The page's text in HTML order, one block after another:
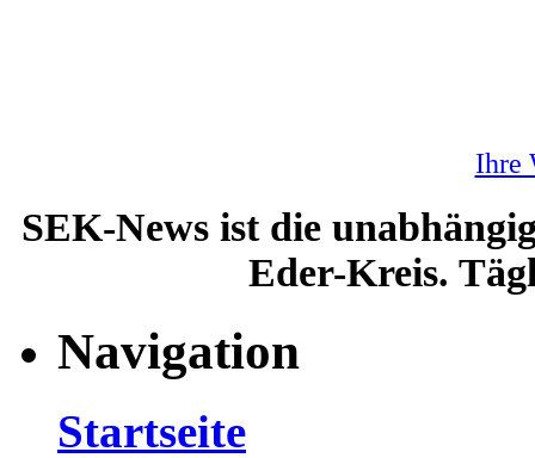
Ihre
SEK-News ist die
Eder-Kreis.
Navigation
Startseite